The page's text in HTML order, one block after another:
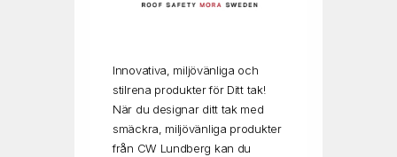
Innovativa, miljövänliga och
stilrena produkter för Ditt tak!
När du designar ditt tak med
smäckra, miljövänliga produkter
från CW Lundberg kan du